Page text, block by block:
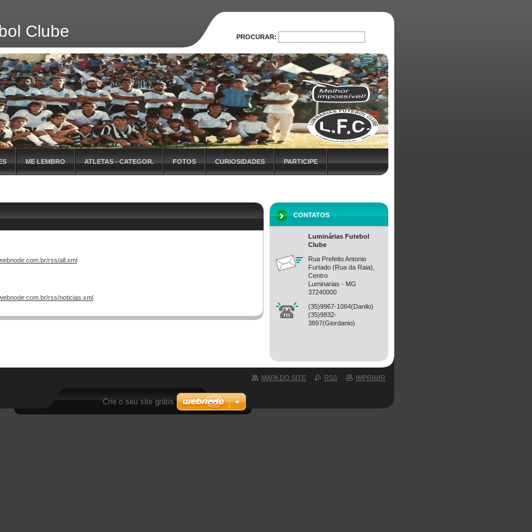
Clube
ME LEMBRO ATLETAS - CATEGOR. FOTOS CURIOSIDADES PARTICIPE
rss/all.xml
rss/noticias.xml
CONTATOS
Luminárias Futebol
Clube
Rua Prefeito Antonio
Furtado (Rua da Raia),
Centro
Luminarias - MG
37240000
(35)9967-1064(Danilo)
(35)9832-
3897(Giordanio)
PROCURAR:
PROCURAR
MAPA DO SITE RSS IMPRIMIR
Crie o seu site grátis